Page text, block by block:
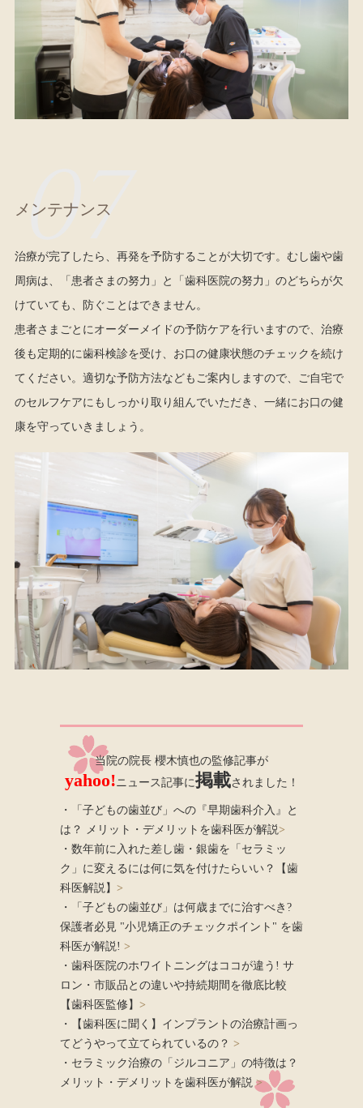
07
メンテナンス
治療が完了したら、再発を予防することが大切です。むし歯や歯
周病は、「患者さまの努力」と「歯科医院の努力」のどちらが欠
けていても、防ぐことはできません。
患者さまごとにオーダーメイドの予防ケアを行いますので、治療
後も定期的に歯科検診を受け、お口の健康状態のチェックを続け
てください。適切な予防方法などもご案内しますので、ご自宅で
のセルフケアにもしっかり取り組んでいただき、一緒にお口の健
康を守っていきましょう。
当院の院長 櫻木慎也の監修記事が
yahoo!ニュース記事に掲載されました！
・「子どもの歯並び」への『早期歯科介入』と
は？ メリット・デメリットを歯科医が解説>
・数年前に入れた差し歯・銀歯を「セラミッ
ク」に変えるには何に気を付けたらいい？【歯
科医解説】 >
・「子どもの歯並び」は何歳までに治すべき?
保護者必見 "小児矯正のチェックポイント" を歯
科医が解説! >
・歯科医院のホワイトニングはココが違う! サ
ロン・市販品との違いや持続期間を徹底比較
【歯科医監修】 >
・【歯科医に聞く】インプラントの治療計画っ
てどうやって立てられているの？ >
・セラミック治療の「ジルコニア」の特徴は？
メリット・デメリットを歯科医が解説>